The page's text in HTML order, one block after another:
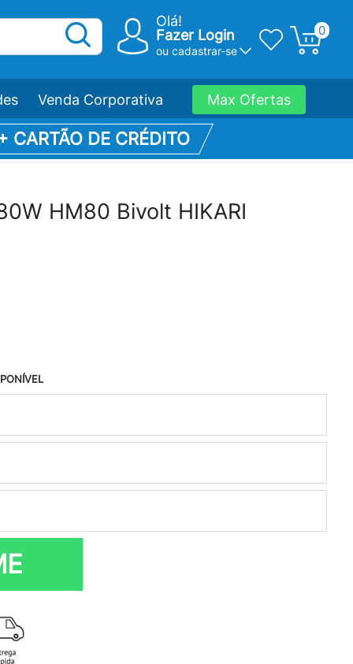
Olá!
Fazer Login
ou cadastrar-se
0
Venda Corporativa Max Ofertas
CARTÃO DE CRÉDITO
HM80 Bivolt HIKARI